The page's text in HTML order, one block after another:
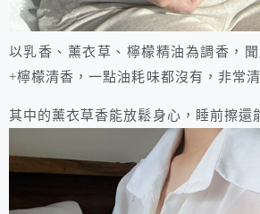
以乳香、薰衣草、檸檬精油為調香，
+檸檬清香，一點油耗味都沒有，非常
其中的薰衣草香能放鬆身心，睡前擦還